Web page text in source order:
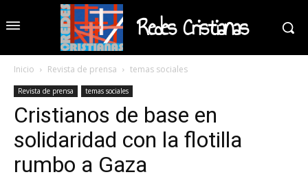
Redes Cristianas
Inicio Revista de prensa temas sociales
Revista de prensa temas sociales
Cristianos de base en
solidaridad con la flotilla
rumbo a Gaza